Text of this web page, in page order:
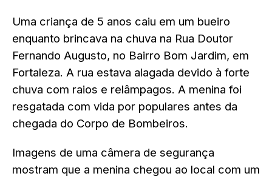
Uma criança de 5 anos caiu em um bueiro
enquanto brincava na chuva na Rua Doutor
Fernando Augusto, no Bairro Bom Jardim, em
Fortaleza. A rua estava alagada devido à forte
chuva com raios e relâmpagos. A menina foi
resgatada com vida por populares antes da
chegada do Corpo de Bombeiros.
Imagens de uma câmera de segurança
mostram que a menina chegou ao local com um